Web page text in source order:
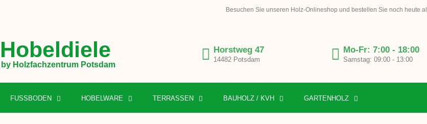
Besuchen Sie unseren Holz-Onlineshop und bestellen Sie noch heute
Hobeldiele
by Holzfachzentrum Potsdam
Horstweg 47
14482 Potsdam
Mo-Fr: 7:00 - 18:00
Samstag: 09:00 - 13:00
FUSSBODEN HOBELWARE TERRASSEN BAUHOLZ / KVH GARTENHOLZ